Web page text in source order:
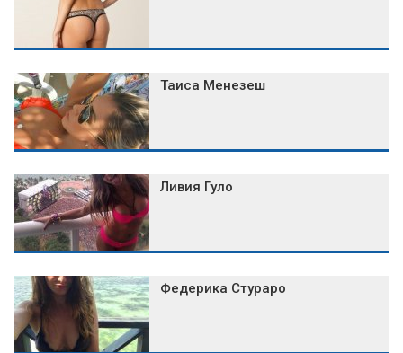
Таиса Менезеш
Ливия Гуло
Федерика Стураро